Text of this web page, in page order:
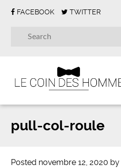
FACEBOOK TWITTER
pull-col-roule
Posted novembre 12, 2020